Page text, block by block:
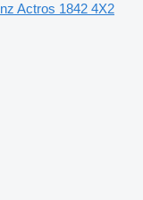
Actros 1842 4X2